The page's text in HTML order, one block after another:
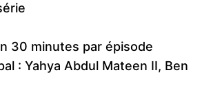
30 minutes par épisode
: Yahya Abdul Mateen II, Ben